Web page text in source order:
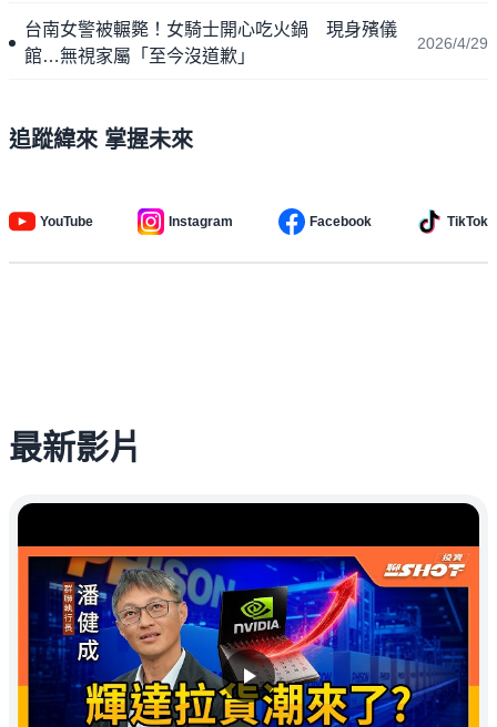
台南女警被輾斃！女騎士開心吃火鍋 現身殯儀
館…無視家屬「至今沒道歉」
2026/4/29
追蹤緯來 掌握未來
YouTube Instagram Facebook TikTok
最新影片